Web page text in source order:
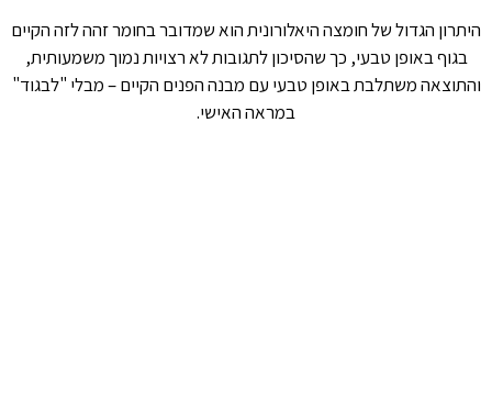
היתרון הגדול של חומצה היאלורונית הוא שמדובר בחומר זהה לזה הקיים
בגוף באופן טבעי, כך שהסיכון לתגובות לא רצויות נמוך משמעותית,
והתוצאה משתלבת באופן טבעי עם מבנה הפנים הקיים – מבלי "לבגוד"
במראה האישי.